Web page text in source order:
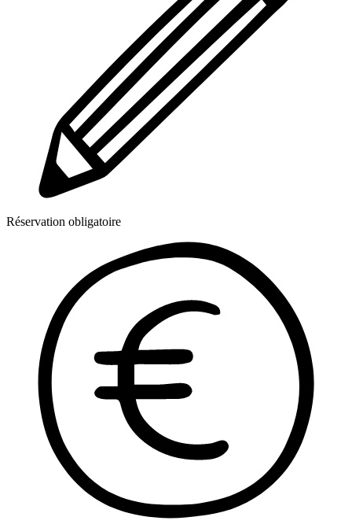
Réservation obligatoire